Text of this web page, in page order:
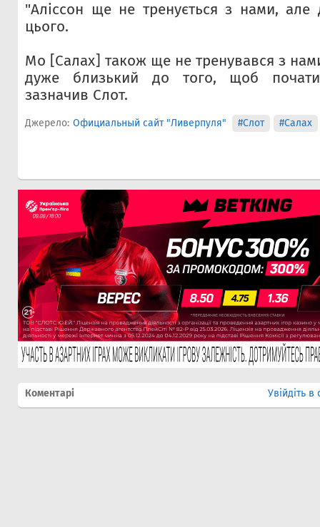
"Аліссон ще не тренується з нами,
цього.
Мо [Салах] також ще не тренувався з
дуже близький до того, щоб
зазначив Слот.
Джерело: Официальный сайт "Ливерпуля" #Слот #Салах
Коментарі Увійдіть в